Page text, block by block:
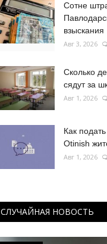
Сотне
взыскания
Авг 3, 2026
Сколько
сядут за
Авг 1, 2026
Как
Otinish
Авг 1, 2026
СЛУЧАЙНАЯ НОВОСТЬ